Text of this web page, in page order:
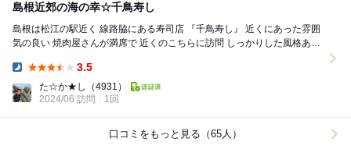
島根近郊の海の幸☆千鳥寿し
島根は松江の駅近く 線路脇にある寿司店 『千鳥寿し』 近くにあった雰囲
気の良い 焼肉屋さんが満席で 近くのこちらに訪問 しっかりした風格ある
3.5
た☆か★し
（4931）
2024/06 訪問
1回
口コミをもっと見る（65人）